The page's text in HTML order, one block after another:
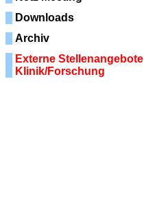
Downloads
Archiv
Externe Stellenangebote
Klinik/Forschung